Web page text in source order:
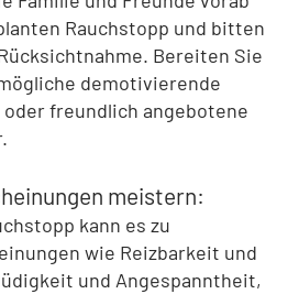
Rauchstopp und bitten
Bereiten Sie
demotivierende
freundlich angebotene
meistern:
kann es zu
wie Reizbarkeit und
und Angespanntheit,